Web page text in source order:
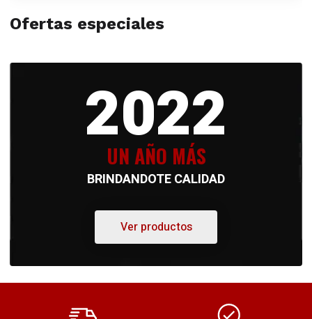
Ofertas especiales
2022
UN AÑO MÁS
BRINDANDOTE CALIDAD
Ver productos